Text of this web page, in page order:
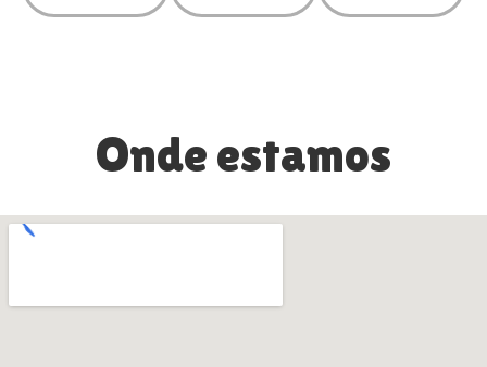
Onde estamos